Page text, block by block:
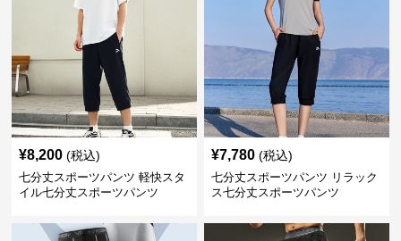
¥8,200 (税込)
七分丈スポーツパンツ 軽快スタ
イル七分丈スポーツパンツ
¥7,780 (税込)
七分丈スポーツパンツ リラック
ス七分丈スポーツパンツ